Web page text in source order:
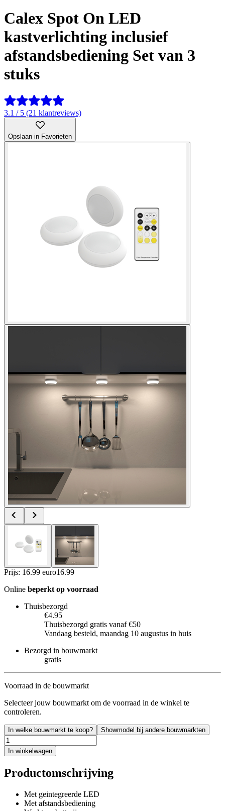
Calex Spot On LED
kastverlichting inclusief
afstandsbediening Set van 3
stuks
3.1 / 5 (21 klantreviews)
Opslaan in Favorieten
Prijs: 16.99 euro16.99
Online beperkt op voorraad
Thuisbezorgd
€4.95
Thuisbezorgd gratis vanaf €50
Vandaag besteld, maandag 10 augustus in huis
Bezorgd in bouwmarkt
gratis
Voorraad in de bouwmarkt
Selecteer jouw bouwmarkt om de voorraad in de winkel te
controleren.
In welke bouwmarkt te koop? Showmodel bij andere bouwmarkten
In winkelwagen
Productomschrijving
Met geintegreerde LED
Met afstandsbediening